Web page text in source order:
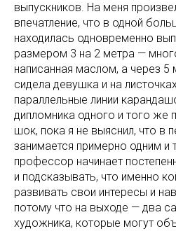
выпускников. На меня
впечатление, что в одной
находилась одновременно
размером 3 на 2 метра —
написанная маслом, а через 5
сидела девушка и на
параллельные линии
дипломника одного и того
шок, пока я не выяснил, что в
занимается примерно одним и
профессор начинает
и подсказывать, что именно
развивать свои интересы и
потому что на выходе — два
художника, которые могут